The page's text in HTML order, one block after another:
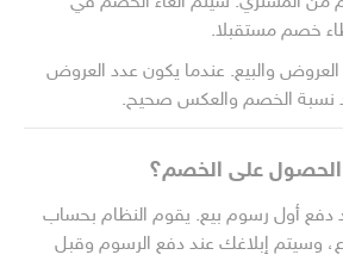
خصم مستقبلا.
والبيع. عندما يكون عدد العروض
نسبة الخصم والعكس صحيح.
على الخصم؟
دفع أول رسوم بيع. يقوم النظام بحساب
وسيتم إبلاغك عند دفع الرسوم وقبل